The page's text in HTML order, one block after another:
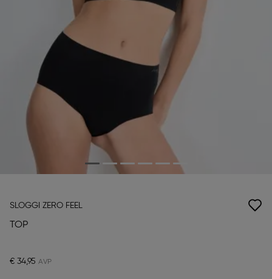
SLOGGI ZERO FEEL
TOP
€ 34,95